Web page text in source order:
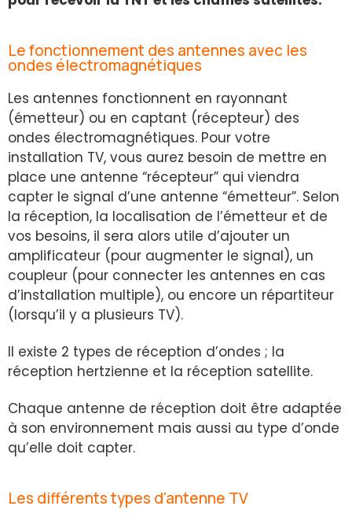
Le fonctionnement des antennes avec les
ondes électromagnétiques
Les antennes fonctionnent en rayonnant
(émetteur) ou en captant (récepteur) des
ondes électromagnétiques. Pour votre
installation TV, vous aurez besoin de mettre en
place une antenne “récepteur” qui viendra
capter le signal d’une antenne “émetteur”. Selon
la réception, la localisation de l’émetteur et de
vos besoins, il sera alors utile d’ajouter un
amplificateur (pour augmenter le signal), un
coupleur (pour connecter les antennes en cas
d’installation multiple), ou encore un répartiteur
(lorsqu’il y a plusieurs TV).
Il existe 2 types de réception d’ondes ; la
réception hertzienne et la réception satellite.
Chaque antenne de réception doit être adaptée
à son environnement mais aussi au type d’onde
qu’elle doit capter.
Les différents types d'antenne TV